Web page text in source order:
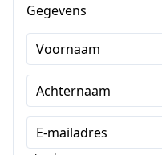
Gegevens
Voornaam
Achternaam
E-mailadres